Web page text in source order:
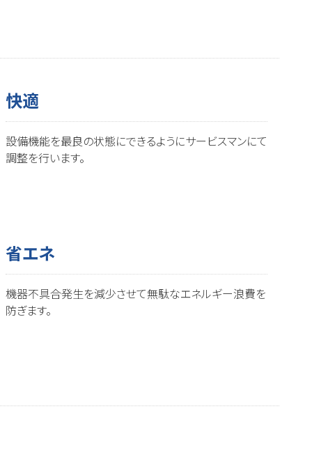
快適
設備機能を最良の状態にできるようにサービスマンにて
調整を行います。
省エネ
機器不具合発生を減少させて無駄なエネルギー浪費を
防ぎます。